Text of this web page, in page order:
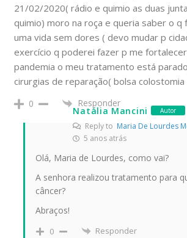
21/02/2020( rádio e quimio as duas
quimio) moro na roça e queria saber o
uma vida sem dores ( devo mudar p
exercício q poderei fazer p me
pandemia o meu tratamento está
cirurgias de reparação( bolsa
0 Responder
Natália Mancini Autor
Reply toMaria De Lourdes
5 anos atrás
Olá, Maria de Lourdes, como vai?
A senhora realizou tratamento para
câncer?
Abraços!
0 Responder